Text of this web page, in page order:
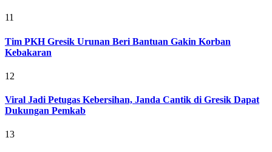
11
Tim PKH Gresik Urunan Beri Bantuan Gakin Korban
Kebakaran
12
Viral Jadi Petugas Kebersihan, Janda Cantik di Gresik Dapat
Dukungan Pemkab
13